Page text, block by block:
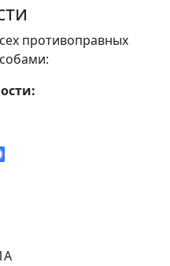
противоправных